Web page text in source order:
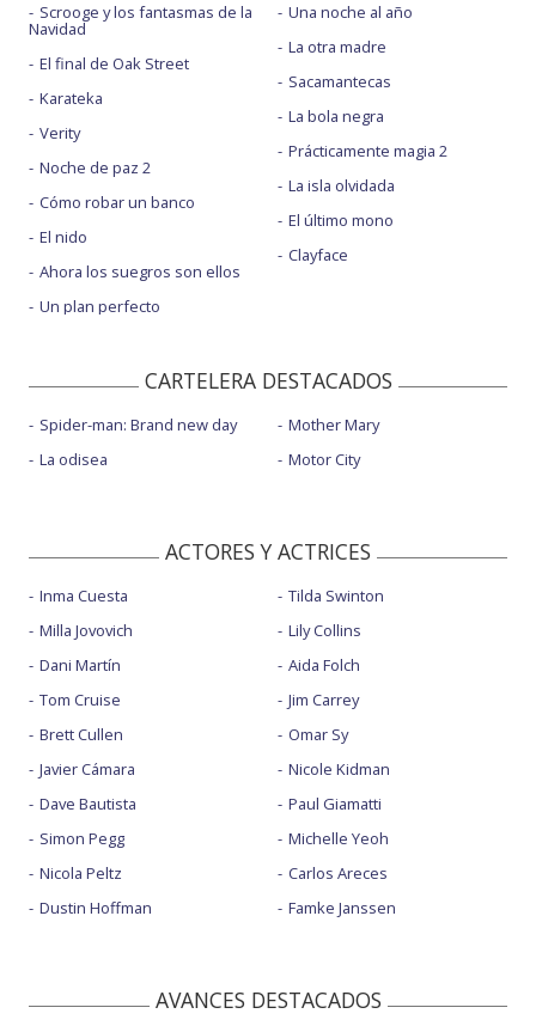
Scrooge y los fantasmas de la
Navidad
El final de Oak Street
Karateka
Verity
Noche de paz 2
Cómo robar un banco
El nido
Ahora los suegros son ellos
Un plan perfecto
Una noche al año
La otra madre
Sacamantecas
La bola negra
Prácticamente magia 2
La isla olvidada
El último mono
Clayface
CARTELERA DESTACADOS
Spider-man: Brand new day
La odisea
Mother Mary
Motor City
ACTORES Y ACTRICES
Inma Cuesta
Milla Jovovich
Dani Martín
Tom Cruise
Brett Cullen
Javier Cámara
Dave Bautista
Simon Pegg
Nicola Peltz
Dustin Hoffman
Tilda Swinton
Lily Collins
Aida Folch
Jim Carrey
Omar Sy
Nicole Kidman
Paul Giamatti
Michelle Yeoh
Carlos Areces
Famke Janssen
AVANCES DESTACADOS